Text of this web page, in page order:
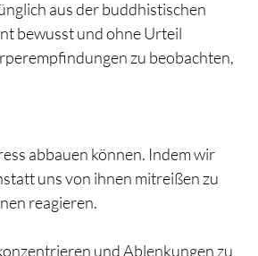
aus der buddhistischen
bewusst und ohne Urteil
zu beobachten,
abbauen können. Indem wir
uns von ihnen mitreißen zu
reagieren.
und Ablenkungen zu